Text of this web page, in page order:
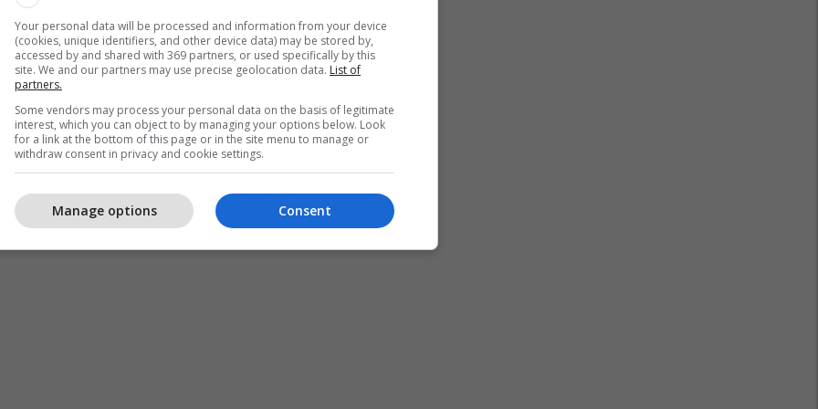
u nxeh pak në tribuna, me pamjet që tregonin
u futur në sherr me mbështetësit e Real Madridit.
Cityt merr pjesë në çdo ndeshje në të cilën luan
në zonën VIP në Bernabeu, të cilët ishin të lidhur
më parë dhe vazhdojnë të jenë.
në rrjetet sociale tregojnë atë duke i nxitur
poshtë tij, përpara se sigurimi të ndërhynte
Your personal data will be processed and information from your device
(cookies, unique identifiers, and other device data) may be stored by,
accessed by and shared with 369 partners, or used specifically by this
site. We and our partners may use precise geolocation data. List of
partners.
Some vendors may process your personal data on the basis of legitimate
interest, which you can object to by managing your options below. Look
for a link at the bottom of this page or in the site menu to manage or
withdraw consent in privacy and cookie settings.
Consent
Manage options